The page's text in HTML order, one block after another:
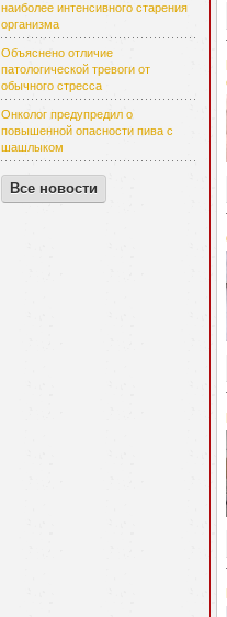
наиболее интенсивного старения
организма
Объяснено отличие
патологической тревоги от
обычного стресса
Онколог предупредил о
повышенной опасности пива с
шашлыком
Все новости